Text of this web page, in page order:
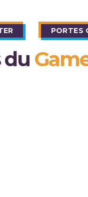
PORTES
du